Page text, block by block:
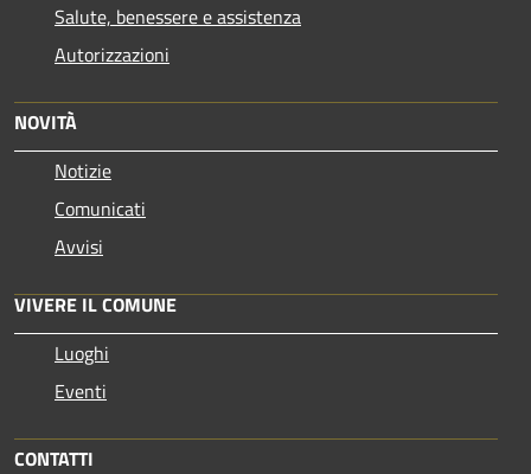
Salute, benessere e assistenza
Autorizzazioni
NOVITÀ
Notizie
Comunicati
Avvisi
VIVERE IL COMUNE
Luoghi
Eventi
CONTATTI